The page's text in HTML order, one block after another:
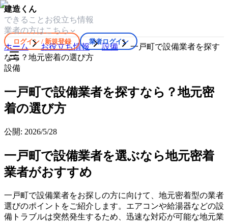
建造くん
できること お役立ち情報
業者の方はこちら
ログイン / 新規登録 業者ログイン
ホーム お役立ち情報 設備
一戸町で設備業者を探す
なら？地元密着の選び方
設備
一戸町で設備業者を探すなら？地元密
着の選び方
公開: 2026/5/28
一戸町で設備業者を選ぶなら地元密着
業者がおすすめ
一戸町で設備業者をお探しの方に向けて、地元密着型の業者
選びのポイントをご紹介します。エアコンや給湯器などの設
備トラブルは突然発生するため、迅速な対応が可能な地元業